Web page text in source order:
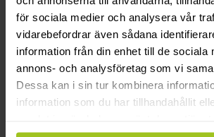
för sociala medier och analysera vår
vidarebefordrar även sådana
information från din enhet till de sociala
annons- och analysföretag som vi
Dessa kan i sin tur kombinera
information som du har tillhandahållit
Farsta
Gävle
Halmstad
Halmstad Hallarna
Haninge
Helsingborg